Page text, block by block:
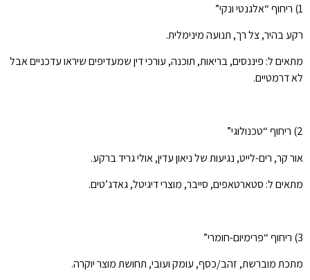
1) ריחוף “אלגנטי ונקי”
רקע בהיר, צל רך, תנועה מינימלית.
מתאים ל: פיננסים, בריאות, תוכנה, עורכי דין שמעדיפים שיראו עדכניים אבל
לא דרמטיים.
2) ריחוף “טכנולוגי”
אור קר, רים-לייט, נגיעות של ניאון עדין, אולי גריד ברקע.
מתאים ל: סטארטאפים, סייבר, מוצרי דיגיטל, גאדג’טים.
3) ריחוף “פרימיום-חומרי”
מתכת מוברשת, זהב/כסף, עומק ועובי, תחושת מוצר יוקרה.